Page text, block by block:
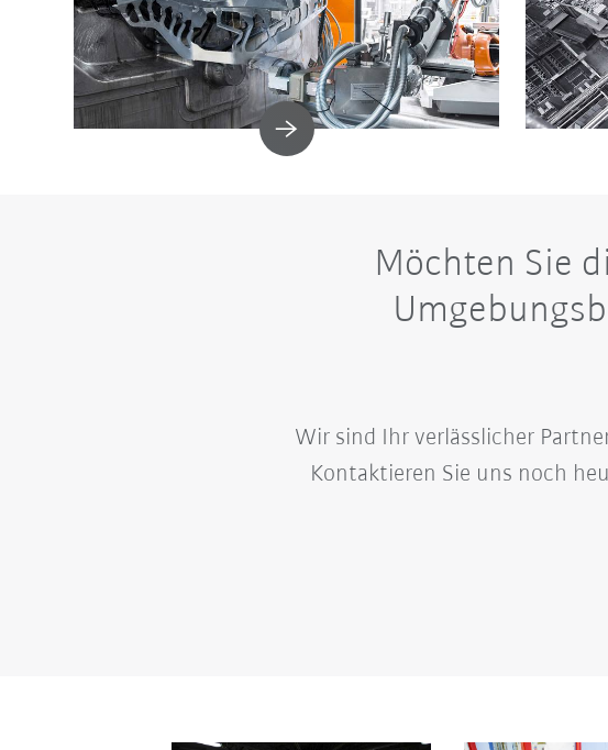
Möchten Sie
Wir sind Ihr verlässlicher
Kontaktieren Sie uns noch